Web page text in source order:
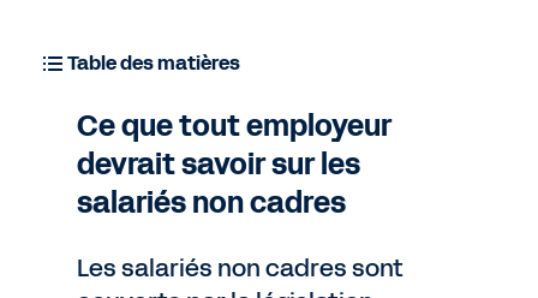
Table des matières
Ce que tout employeur
devrait savoir sur les
salariés non cadres
Les salariés non cadres sont